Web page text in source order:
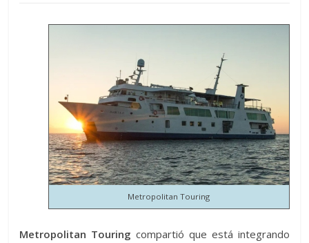
Metropolitan Touring
Metropolitan Touring compartió que está integrando